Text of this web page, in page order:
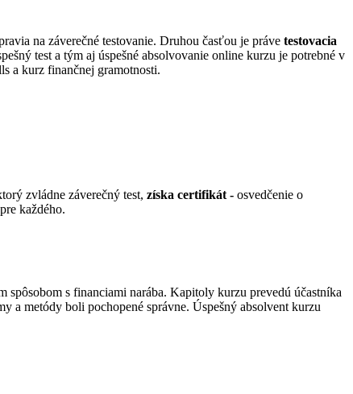
na záverečné testovanie. Druhou časťou je práve testovacia
test a tým aj úspešné absolvovanie online kurzu je potrebné v
a kurz finančnej gramotnosti.
zvládne záverečný test, získa certifikát - osvedčenie o
každého.
s financiami narába. Kapitoly kurzu prevedú účastníka
a metódy boli pochopené správne. Úspešný absolvent kurzu